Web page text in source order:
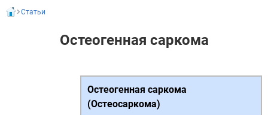
Статьи
Остеогенная саркома
Остеогенная саркома
(Остеосаркома)